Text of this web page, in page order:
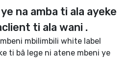
na amba ti ala ayeke
ti ala wani .
mbilimbili white label
ti bâ lege ni atene mbeni ye